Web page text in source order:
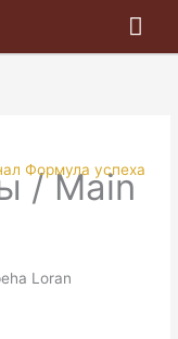
/ Main
Loran